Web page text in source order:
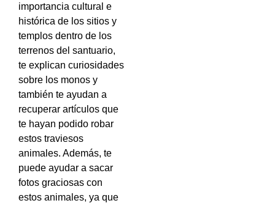
importancia cultural e
histórica de los sitios y
templos dentro de los
terrenos del santuario,
te explican curiosidades
sobre los monos y
también te ayudan a
recuperar artículos que
te hayan podido robar
estos traviesos
animales. Además, te
puede ayudar a sacar
fotos graciosas con
estos animales, ya que